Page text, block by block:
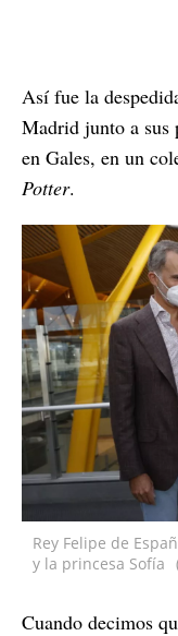
Así fue la
Madrid junto a sus
en Gales, en un
Potter.
Rey Felipe de
y la princesa Sofía
Cuando decimos